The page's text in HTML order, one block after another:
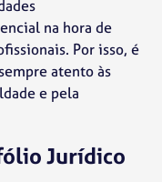
na hora de
Por isso, é
atento às
e pela
Jurídico